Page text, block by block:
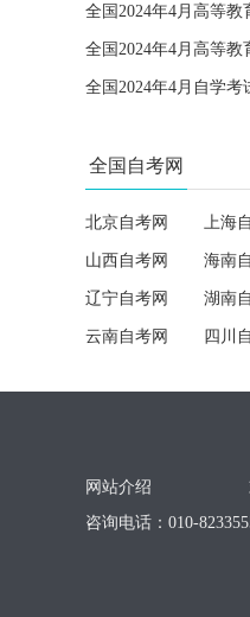
全国2024年4月高等
全国2024年4月自学
全国自考网
北京自考网 上海
山西自考网 海南
辽宁自考网 湖南
云南自考网 四川
网站介绍
咨询电话：010-